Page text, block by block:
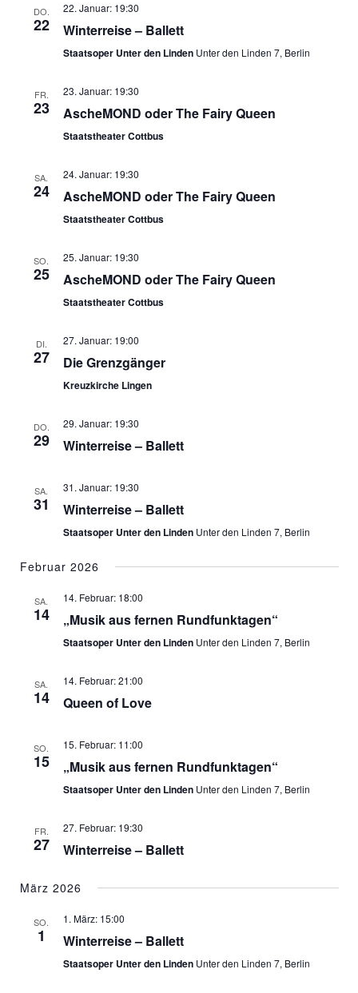
DO.
22
22. Januar: 19:30
Winterreise – Ballett
Staatsoper Unter den Linden Unter den Linden 7, Berlin
FR.
23
23. Januar: 19:30
AscheMOND oder The Fairy Queen
Staatstheater Cottbus
SA.
24
24. Januar: 19:30
AscheMOND oder The Fairy Queen
Staatstheater Cottbus
SO.
25
25. Januar: 19:30
AscheMOND oder The Fairy Queen
Staatstheater Cottbus
DI.
27
27. Januar: 19:00
Die Grenzgänger
Kreuzkirche Lingen
DO.
29
29. Januar: 19:30
Winterreise – Ballett
SA.
31
31. Januar: 19:30
Winterreise – Ballett
Staatsoper Unter den Linden Unter den Linden 7, Berlin
Februar 2026
SA.
14
14. Februar: 18:00
„Musik aus fernen Rundfunktagen“
Staatsoper Unter den Linden Unter den Linden 7, Berlin
SA.
14
14. Februar: 21:00
Queen of Love
SO.
15
15. Februar: 11:00
„Musik aus fernen Rundfunktagen“
Staatsoper Unter den Linden Unter den Linden 7, Berlin
FR.
27
27. Februar: 19:30
Winterreise – Ballett
März 2026
SO.
1
1. März: 15:00
Winterreise – Ballett
Staatsoper Unter den Linden Unter den Linden 7, Berlin